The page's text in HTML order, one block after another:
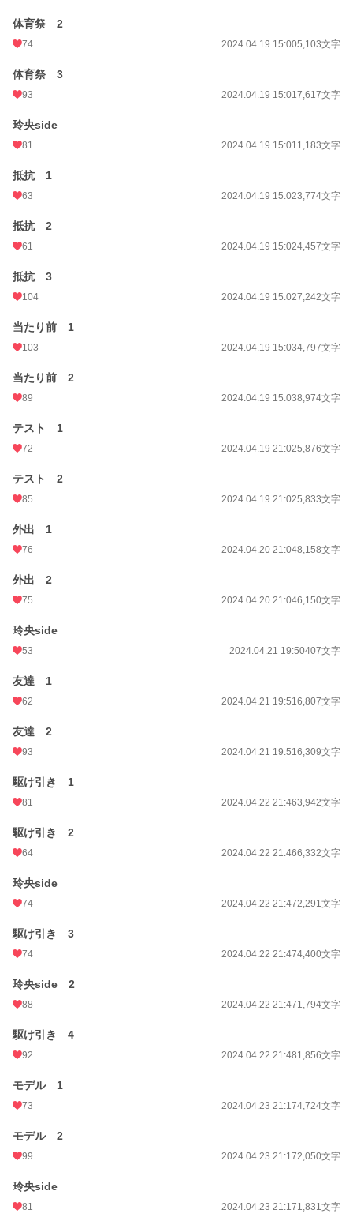
体育祭 2
74 2024.04.19 15:005,103文字
体育祭 3
93 2024.04.19 15:017,617文字
玲央side
81 2024.04.19 15:011,183文字
抵抗 1
63 2024.04.19 15:023,774文字
抵抗 2
61 2024.04.19 15:024,457文字
抵抗 3
104 2024.04.19 15:027,242文字
当たり前 1
103 2024.04.19 15:034,797文字
当たり前 2
89 2024.04.19 15:038,974文字
テスト 1
72 2024.04.19 21:025,876文字
テスト 2
85 2024.04.19 21:025,833文字
外出 1
76 2024.04.20 21:048,158文字
外出 2
75 2024.04.20 21:046,150文字
玲央side
53 2024.04.21 19:50407文字
友達 1
62 2024.04.21 19:516,807文字
友達 2
93 2024.04.21 19:516,309文字
駆け引き 1
81 2024.04.22 21:463,942文字
駆け引き 2
64 2024.04.22 21:466,332文字
玲央side
74 2024.04.22 21:472,291文字
駆け引き 3
74 2024.04.22 21:474,400文字
玲央side 2
88 2024.04.22 21:471,794文字
駆け引き 4
92 2024.04.22 21:481,856文字
モデル 1
73 2024.04.23 21:174,724文字
モデル 2
99 2024.04.23 21:172,050文字
玲央side
81 2024.04.23 21:171,831文字